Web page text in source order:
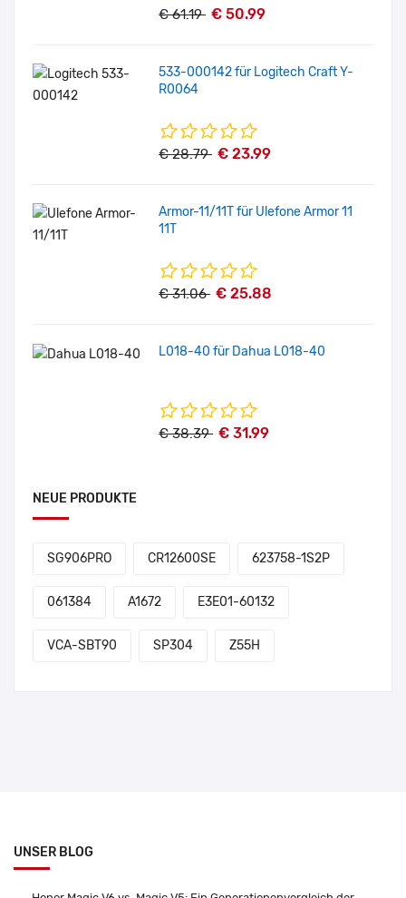
€ 61.19 € 50.99
533-000142 für Logitech Craft Y-
R0064
€ 28.79 € 23.99
Armor-11/11T für Ulefone Armor 11
11T
€ 31.06 € 25.88
L018-40 für Dahua L018-40
€ 38.39 € 31.99
NEUE PRODUKTE
SG906PRO CR12600SE 623758-1S2P
061384 A1672 E3E01-60132
VCA-SBT90 SP304 Z55H
UNSER BLOG